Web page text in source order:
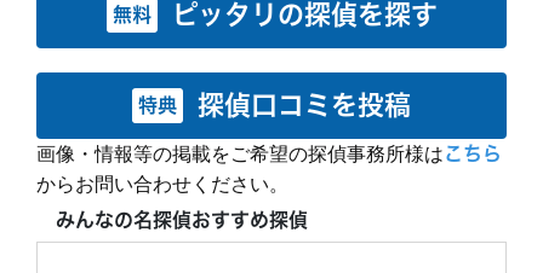
無料 ピッタリの探偵を探す
特典 探偵口コミを投稿
画像・情報等の掲載をご希望の探偵事務所様はこちら
からお問い合わせください。
みんなの名探偵おすすめ探偵